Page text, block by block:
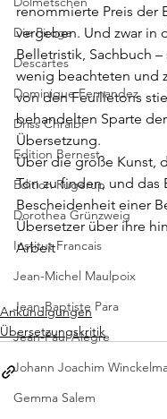
Die Piroge
Descartes
Dominique Fernandez
Driss Chraibi
Edition Bernest
Edition Rugerup
Dorothea Grünzweig
Institut Francais
Jean-Michel Maulpoix
Jean-Baptiste Para
Jean-Paul Alègre
Johann Joachim
Gemma Salem
renommierte Preis der
vergeben. Und zwar in
Belletristik, Sachbuch
wenig beachteten und
von den Feuilletons
behandelten Sparte
Übersetzung.
Über die große Kunst,
Ton zu finden, und das
Bescheidenheit einer
Übersetzer über ihre
Arbeit
Ankündigungen
Übersetzungskritik